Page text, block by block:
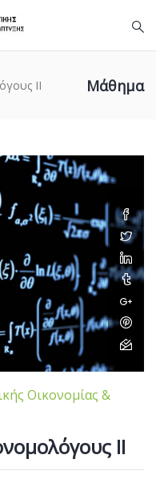
Μάθημα
ΙΙ
Οικονομίας &
ΙΙ